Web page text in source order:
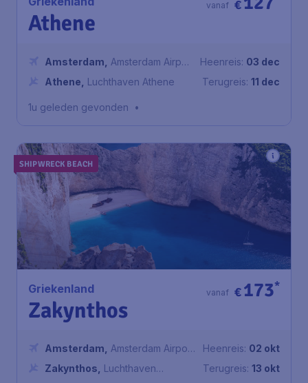
Athene
€
vanaf
Amsterdam
Amsterdam Airport
Schiphol
Athene Luchthaven Athene
Heenreis: 03 dec
Terugreis: 11 dec
1u geleden gevonden •
SHIPWRECK BEACH
Griekenland
Zakynthos
€173*
vanaf
Amsterdam
Amsterdam Airport
Schiphol
Zakynthos
Luchthaven
Heenreis: 02 okt
Terugreis: 13 okt